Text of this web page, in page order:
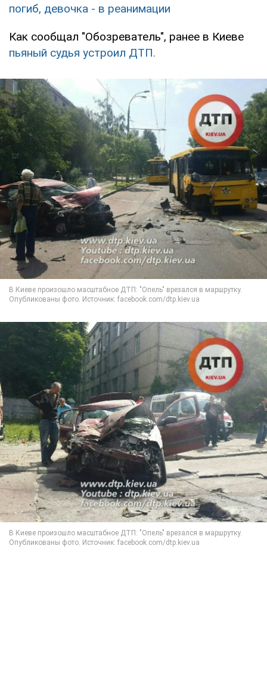
погиб, девочка - в реанимации
Как сообщал "Обозреватель", ранее в Киеве
пьяный судья устроил ДТП.